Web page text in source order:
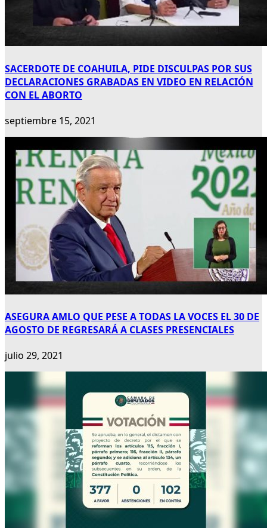
SACERDOTE DE COAHUILA, PIDE DISCULPAS POR SUS
DECLARACIONES GRABADAS EN VIDEO EN RELACIÓN
CON EL ABORTO
septiembre 15, 2021
ASEGURA AMLO QUE PESE A TODAS LA VOCES EL 30 DE
AGOSTO DE REGRESARÁ A CLASES PRESENCIALES
julio 29, 2021